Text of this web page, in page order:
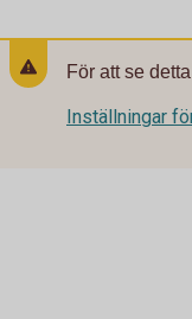
För att se
Inställningar